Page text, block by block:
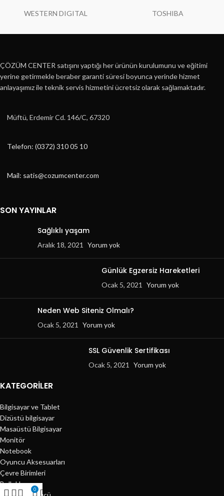
WESTERN DIGITAL TOSHIBA
ÇÖZÜM CENTER satışını yaptığı her ürünün kurulumunu ve eğitimi
yerine getirmekle beraber garanti süresi boyunca yerinde hizmet
anlayaşımız ile teknik servis hizmetini ücretsiz olarak sağlamaktadır.
Müftü, Erdemir Cd. 146/C, 67320
Telefon: (0372) 310 05 10
Mail: satis@cozumcenter.com
SON YAYINLAR
Sağlıklı yaşam
Aralık 18, 2021 Yorum yok
Günlük Egzersiz Hareketleri
Ocak 5, 2021 Yorum yok
Neden Web Siteniz Olmalı?
Ocak 5, 2021 Yorum yok
SSL Güvenlik Sertifikası
Ocak 5, 2021 Yorum yok
KATEGORILER
Bilgisayar ve Tablet
Dizüstü bilgisayar
Masaüstü Bilgisayar
Monitör
Notebook
Oyuncu Aksesuarları
Çevre Birimleri
Bellekler
0